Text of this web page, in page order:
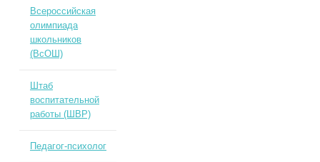
Всероссийская
олимпиада
школьников
(ВсОШ)
Штаб
воспитательной
работы (ШВР)
Педагог-психолог